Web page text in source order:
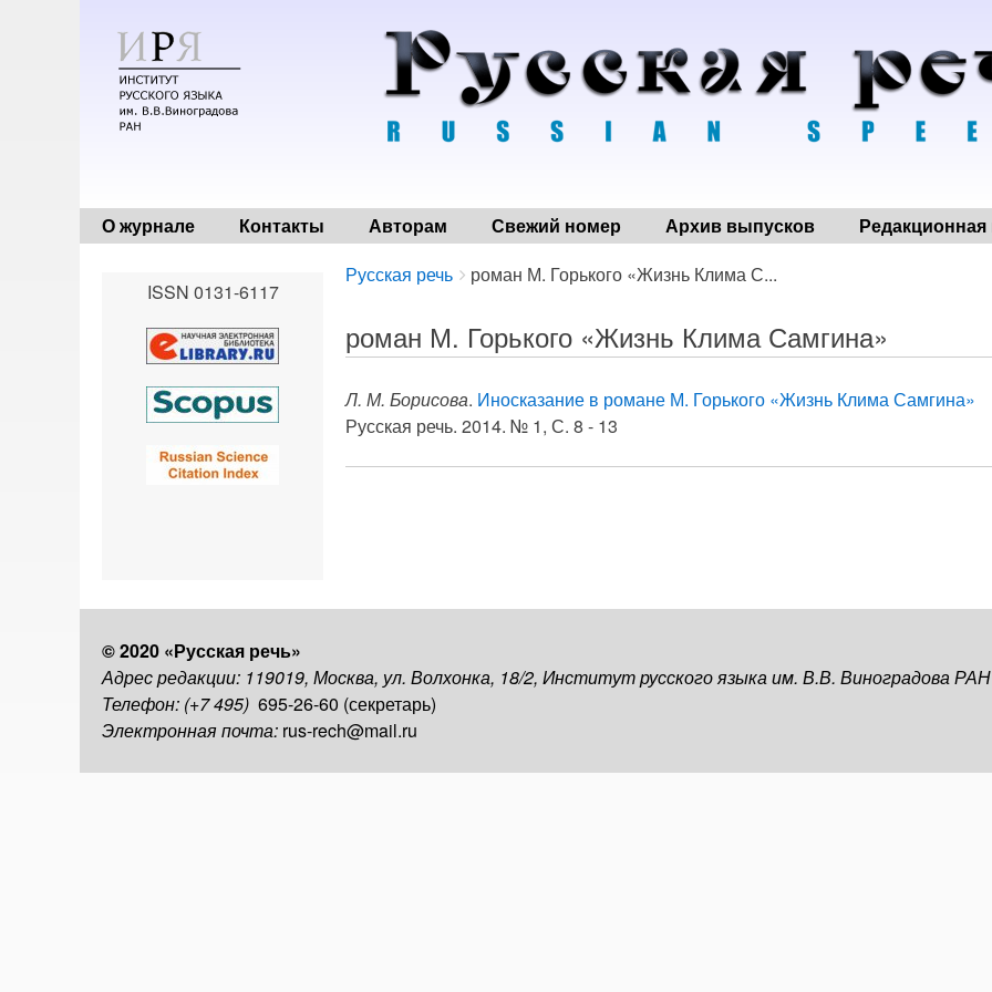
О журнале Контакты Авторам Свежий номер Архив выпусков Редакционная
Breadcrumbs
You
here:
Русская речь роман М. Горького «Жизнь Клима С...
роман М. Горького «Жизнь Клима Самгина»
Л. М. Борисова. Иносказание в романе М. Горького «Жизнь Клима Самгина»
Русская речь. 2014. № 1, С. 8 - 13
ISSN 0131-6117
© 2020 «Русская речь»
Адрес редакции: 119019, Москва, ул. Волхонка, 18/2, Институт русского языка им. В.В. Виноградова РАН
Телефон: (+7 495) 695-26-60 (секретарь)
Электронная почта: rus-rech@mail.ru